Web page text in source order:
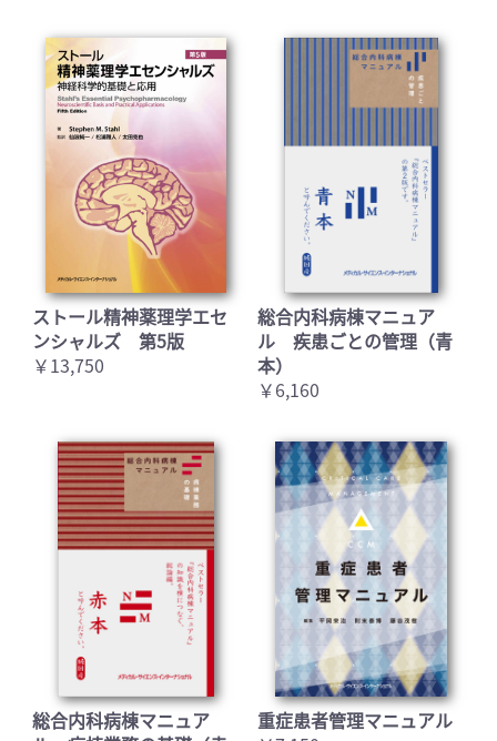
ストール精神薬理学エセ
ンシャルズ 第5版
￥13,750
総合内科病棟マニュア
ル 疾患ごとの管理（青
本）
￥6,160
総合内科病棟マニュア
重症患者管理マニュアル